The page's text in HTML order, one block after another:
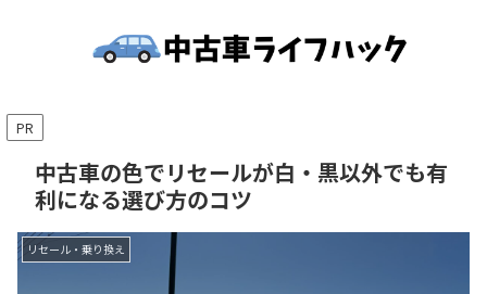
PR
中古車の色でリセールが白・黒以外でも有
利になる選び方のコツ
リセール・乗り換え